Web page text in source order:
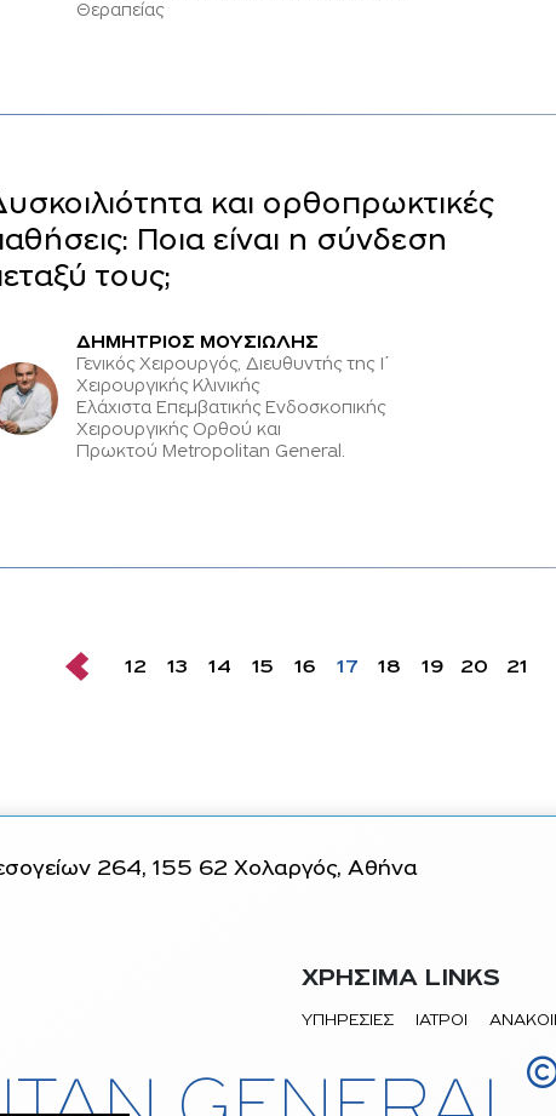
Θεραπείας
και ορθοπρωκτικές
Ποια είναι η σύνδεση
τους;
ΔΗΜΗΤΡΙΟΣ ΜΟΥΣΙΩΛΗΣ
Γενικός Χειρουργός, Διευθυντής της Ι΄
Χειρουργικής Κλινικής
Ελάχιστα Επεμβατικής Ενδοσκοπικής
Χειρουργικής Ορθού και
Πρωκτού Metropolitan General.
12 13 14 15 16 17 18 19 20 21
264, 155 62 Χολαργός, Αθήνα
ΧΡΗΣΙΜΑ LINKS
ΥΠΗΡΕΣΙΕΣ ΙΑΤΡΟΙ